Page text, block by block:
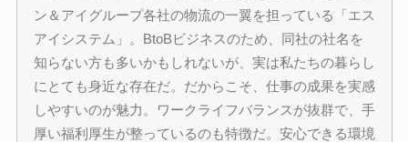
ン＆アイグループ各社の物流の一翼を担っている「エス
アイシステム」。BtoBビジネスのため、同社の社名を
知らない方も多いかもしれないが、実は私たちの暮らし
にとても身近な存在だ。だからこそ、仕事の成果を実感
しやすいのが魅力。ワークライフバランスが抜群で、手
厚い福利厚生が整っているのも特徴だ。安心できる環境